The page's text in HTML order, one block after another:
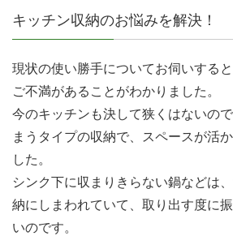
キッチン収納のお悩みを解決！
現状の使い勝手についてお伺いする
ご不満があることがわかりました。
今のキッチンも決して狭くはないの
まうタイプの収納で、スペースが活
した。
シンク下に収まりきらない鍋などは
納にしまわれていて、取り出す度に
いのです。